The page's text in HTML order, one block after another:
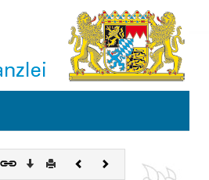
Download
DruckenVorherigesNächstes
Dokument